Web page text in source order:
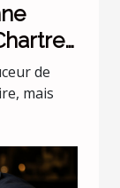
de
mais